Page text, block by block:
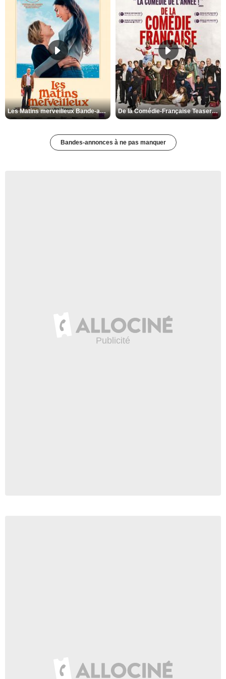
Les Matins merveilleux Bande-annonce VF De la Comédie-Française Teaser VF
Bandes-annonces à ne pas manquer